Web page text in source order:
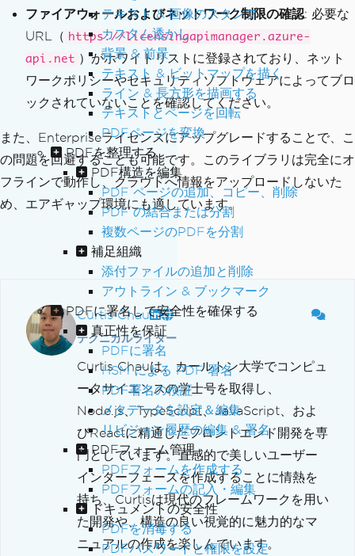
テキスト & 画像のスタンプ
カスタム透かし
背景 & 前景
テキスト & ビットマップを描く
ライン & 長方形を描画する
テキストとページを回転
PDFページを変換
PDFを整理する
PDF構造を編集
PDF ページの追加、コピー、削除
PDF の結合または分割
複数ページのPDFを分割
補足組織
添付ファイルの追加と削除
アウトライン & ブックマーク
PDFに署名して安全性を確保する
真正性を保証
PDFに署名
HSM による PDF 署名
PDF署名の検証
メタデータを設定＆編集
リビジョン履歴の編集 & 署名
PDFフォーム管理
PDFフォームを作成する
PDFフォームの記入・編集
ドキュメントの安全性
PDFを消毒する
PDFパスワードと権限を設定
ファイアウォールおよびネットワーク制限の確認: 必要な
URL（ https://licensingapimanager.azure-
api.net ）がホワイトリストに登録されており、ネット
ワークポリシーやセキュリティソフトウェアによってブロ
ックされていないことを確認してください。
また、Enterpriseライセンスにアップグレードすることで、こ
の問題を回避することも可能です。このライブラリは完全にオ
フラインで動作し、クラウドへ情報をアップロードしないた
め、エアギャップ環境にも適しています。
Curtis Chau
テクニカルライター
Curtis Chauは、カールトン大学でコンピュ
ータサイエンスの学士号を取得し、
Node.js、TypeScript、JavaScript、およ
びReactに精通したフロントエンド開発を専
門としています。直感的で美しいユーザー
インターフェースを作成することに情熱を
持ち、Curtisは現代のフレームワークを用い
た開発や、構造の良い視覚的に魅力的なマ
ニュアルの作成を楽しんでいます。